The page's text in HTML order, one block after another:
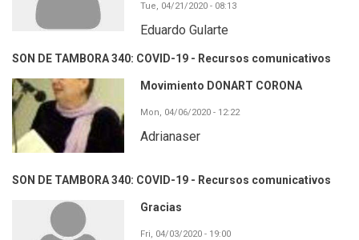
Tue, 04/21/2020 - 08:13
Eduardo Gularte
SON DE TAMBORA 340: COVID-19 - Recursos comunicativos
Movimiento DONART CORONA
Mon, 04/06/2020 - 12:22
Adrianaser
SON DE TAMBORA 340: COVID-19 - Recursos comunicativos
Gracias
Fri, 04/03/2020 - 19:00